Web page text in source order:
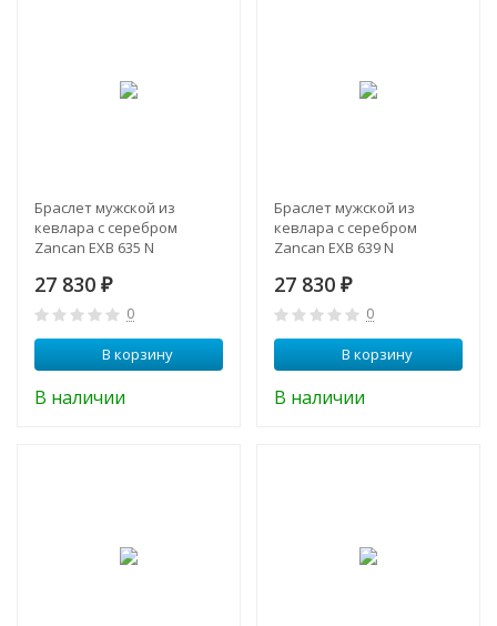
Браслет мужской из
кевлара с серебром
Zancan EXB 635 N
27 830 ₽
0
В корзину
В наличии
Браслет мужской из
кевлара с серебром
Zancan EXB 639 N
27 830 ₽
0
В корзину
В наличии